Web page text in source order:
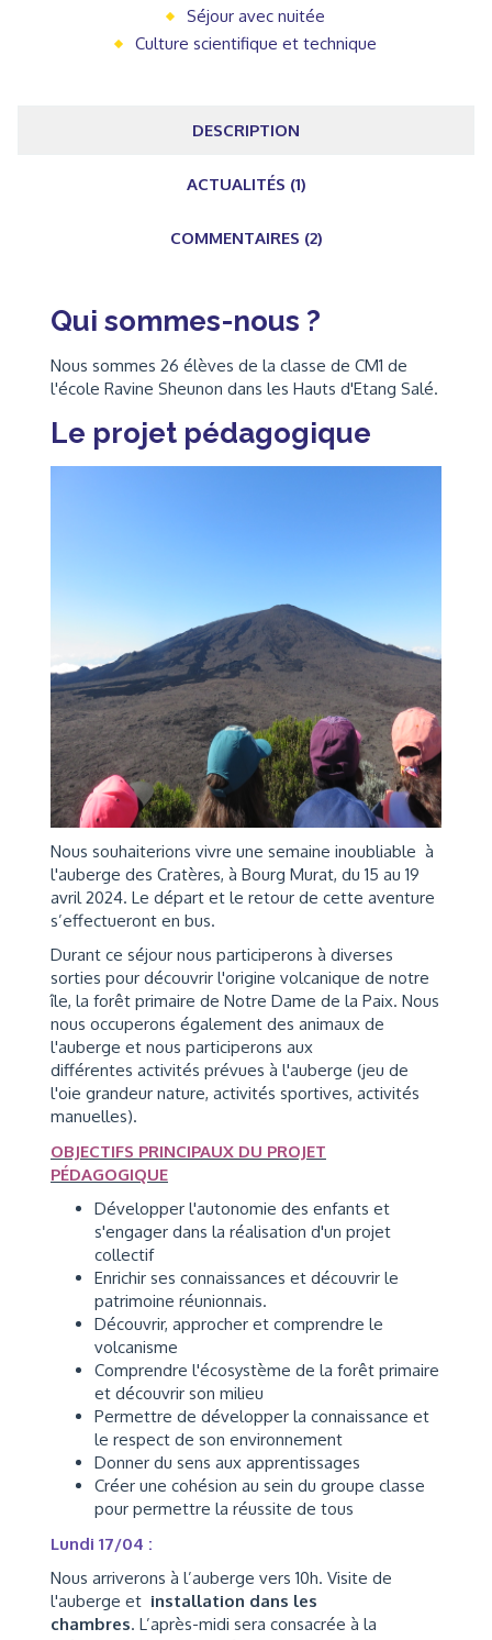
Séjour avec nuitée
Culture scientifique et technique
DESCRIPTION
ACTUALITÉS (1)
COMMENTAIRES (2)
Qui sommes-nous ?
Nous sommes 26 élèves de la classe de CM1 de
l'école Ravine Sheunon dans les Hauts d'Etang Salé.
Le projet pédagogique
Nous souhaiterions vivre une semaine inoubliable à
l'auberge des Cratères, à Bourg Murat, du 15 au 19
avril 2024. Le départ et le retour de cette aventure
s’effectueront en bus.
Durant ce séjour nous participerons à diverses
sorties pour découvrir l'origine volcanique de notre
île, la forêt primaire de Notre Dame de la Paix. Nous
nous occuperons également des animaux de
l'auberge et nous participerons aux
différentes activités prévues à l'auberge (jeu de
l'oie grandeur nature, activités sportives, activités
manuelles).
OBJECTIFS PRINCIPAUX DU PROJET
PÉDAGOGIQUE
Développer l'autonomie des enfants et
s'engager dans la réalisation d'un projet
collectif
Enrichir ses connaissances et découvrir le
patrimoine réunionnais.
Découvrir, approcher et comprendre le
volcanisme
Comprendre l'écosystème de la forêt primaire
et découvrir son milieu
Permettre de développer la connaissance et
le respect de son environnement
Donner du sens aux apprentissages
Créer une cohésion au sein du groupe classe
pour permettre la réussite de tous
Lundi 17/04 :
Nous arriverons à l’auberge vers 10h. Visite de
l'auberge et installation dans les
chambres. L’après-midi sera consacrée à la